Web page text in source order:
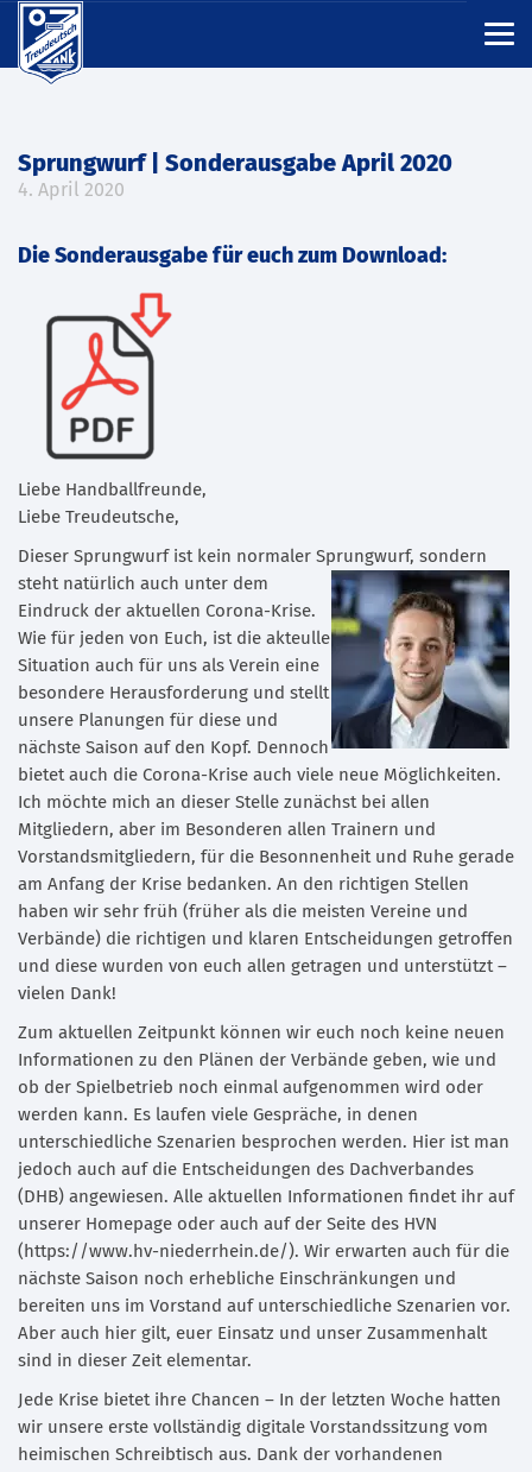
Sprungwurf | Sonderausgabe April 2020
4. April 2020
Die Sonderausgabe für euch zum Download:
Liebe Handballfreunde,
Liebe Treudeutsche,
Dieser Sprungwurf ist kein normaler Sprungwurf, sondern
steht natürlich auch unter dem
Eindruck der aktuellen Corona-Krise.
Wie für jeden von Euch, ist die akteulle
Situation auch für uns als Verein eine
besondere Herausforderung und stellt
unsere Planungen für diese und
nächste Saison auf den Kopf. Dennoch
bietet auch die Corona-Krise auch viele neue Möglichkeiten.
Ich möchte mich an dieser Stelle zunächst bei allen
Mitgliedern, aber im Besonderen allen Trainern und
Vorstandsmitgliedern, für die Besonnenheit und Ruhe gerade
am Anfang der Krise bedanken. An den richtigen Stellen
haben wir sehr früh (früher als die meisten Vereine und
Verbände) die richtigen und klaren Entscheidungen getroffen
und diese wurden von euch allen getragen und unterstützt –
vielen Dank!
Zum aktuellen Zeitpunkt können wir euch noch keine neuen
Informationen zu den Plänen der Verbände geben, wie und
ob der Spielbetrieb noch einmal aufgenommen wird oder
werden kann. Es laufen viele Gespräche, in denen
unterschiedliche Szenarien besprochen werden. Hier ist man
jedoch auch auf die Entscheidungen des Dachverbandes
(DHB) angewiesen. Alle aktuellen Informationen findet ihr auf
unserer Homepage oder auch auf der Seite des HVN
(https://www.hv-niederrhein.de/). Wir erwarten auch für die
nächste Saison noch erhebliche Einschränkungen und
bereiten uns im Vorstand auf unterschiedliche Szenarien vor.
Aber auch hier gilt, euer Einsatz und unser Zusammenhalt
sind in dieser Zeit elementar.
Jede Krise bietet ihre Chancen – In der letzten Woche hatten
wir unsere erste vollständig digitale Vorstandssitzung vom
heimischen Schreibtisch aus. Dank der vorhandenen